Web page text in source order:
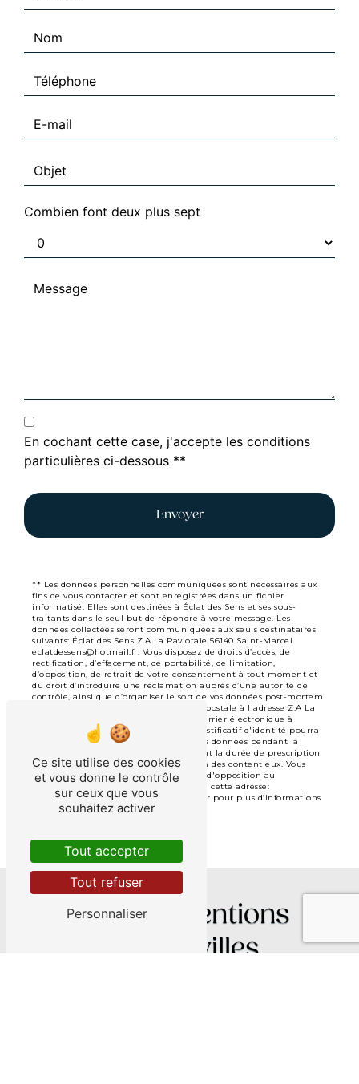
Combien font deux plus sept
En cochant cette case, j'accepte les conditions
particulières ci-dessous **
Envoyer
** Les données personnelles communiquées sont nécessaires aux
fins de vous contacter et sont enregistrées dans un fichier
informatisé. Elles sont destinées à Éclat des Sens et ses sous-
traitants dans le seul but de répondre à votre message. Les
données collectées seront communiquées aux seuls destinataires
suivants: Éclat des Sens Z.A La Paviotaie 56140 Saint-Marcel
eclatdessens@hotmail.fr. Vous disposez de droits d’accès, de
rectification, d’effacement, de portabilité, de limitation,
d’opposition, de retrait de votre consentement à tout moment et
du droit d’introduire une réclamation auprès d’une autorité de
contrôle, ainsi que d’organiser le sort de vos données post-mortem.
Vous pouvez exercer ces droits par voie postale à l'adresse Z.A La
Paviotaie 56140 Saint-Marcel ou par courrier électronique à
l'adresse eclatdessens@hotmail.fr. Un justificatif d'identité pourra
vous être demandé. Nous conservons vos données pendant la
période de prise de contact puis pendant la durée de prescription
légale aux fins probatoires et de gestion des contentieux. Vous
avez le droit de vous inscrire sur la liste d'opposition au
démarchage téléphonique, disponible à cette adresse:
Bloctel.gouv.fr . Consultez le site cnil.fr pour plus d’informations
sur vos droits.
Nos interventions
sur ces villes
Ce site utilise des cookies
et vous donne le contrôle
sur ceux que vous
souhaitez activer
Tout accepter
Tout refuser
Personnaliser